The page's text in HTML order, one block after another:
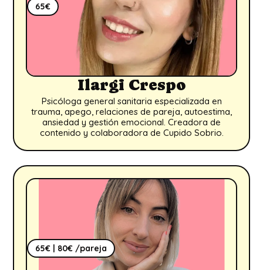
65€
Ilargi Crespo
Psicóloga general sanitaria especializada en
trauma, apego, relaciones de pareja, autoestima,
ansiedad y gestión emocional. Creadora de
contenido y colaboradora de Cupido Sobrio.
65€ | 80€ /pareja